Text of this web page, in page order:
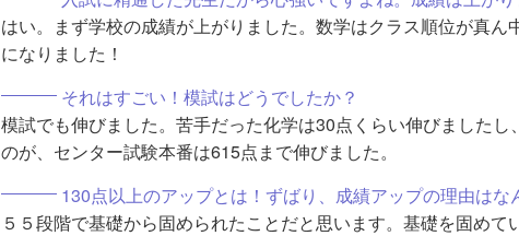
はい。まず学校の成績が上がりました。数学はクラス順位が真ん
になりました！
それはすごい！模試はどうでしたか？
模試でも伸びました。苦手だった化学は30点くらい伸びましたし
のが、センター試験本番は615点まで伸びました。
130点以上のアップとは！ずばり、成績アップの理由はな
５５段階で基礎から固められたことだと思います。基礎を固めて